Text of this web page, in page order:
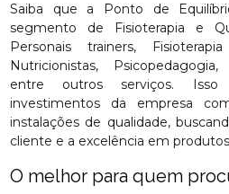
Saiba que a Ponto de
segmento de Fisioterapia e
Personais trainers,
Nutricionistas,
entre outros serviços. Isso
investimentos da empresa
instalações de qualidade,
cliente e a excelência em
O melhor para quem